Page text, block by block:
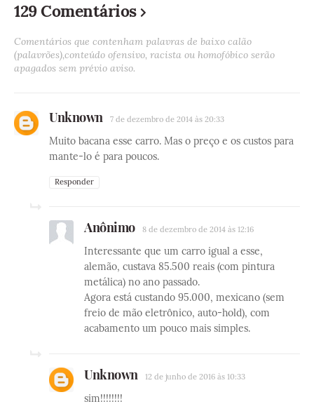
129 Comentários
Comentários que contenham palavras de baixo calão
(palavrões),conteúdo ofensivo, racista ou homofóbico serão
apagados sem prévio aviso.
Unknown 7 de dezembro de 2014 às 20:33
Muito bacana esse carro. Mas o preço e os custos para
mante-lo é para poucos.
Responder
Anônimo 8 de dezembro de 2014 às 12:16
Interessante que um carro igual a esse,
alemão, custava 85.500 reais (com pintura
metálica) no ano passado.
Agora está custando 95.000, mexicano (sem
freio de mão eletrônico, auto-hold), com
acabamento um pouco mais simples.
Unknown 12 de junho de 2016 às 10:33
sim!!!!!!!!